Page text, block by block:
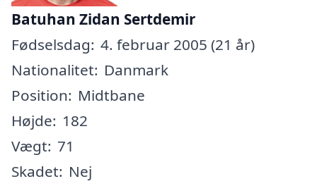
Batuhan Zidan Sertdemir
Fødselsdag: 4. februar 2005 (21 år)
Nationalitet: Danmark
Position: Midtbane
Højde: 182
Vægt: 71
Skadet: Nej